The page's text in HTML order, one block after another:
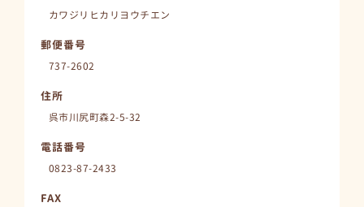
カワジリヒカリヨウチエン
郵便番号
737-2602
住所
呉市川尻町森2-5-32
電話番号
0823-87-2433
FAX